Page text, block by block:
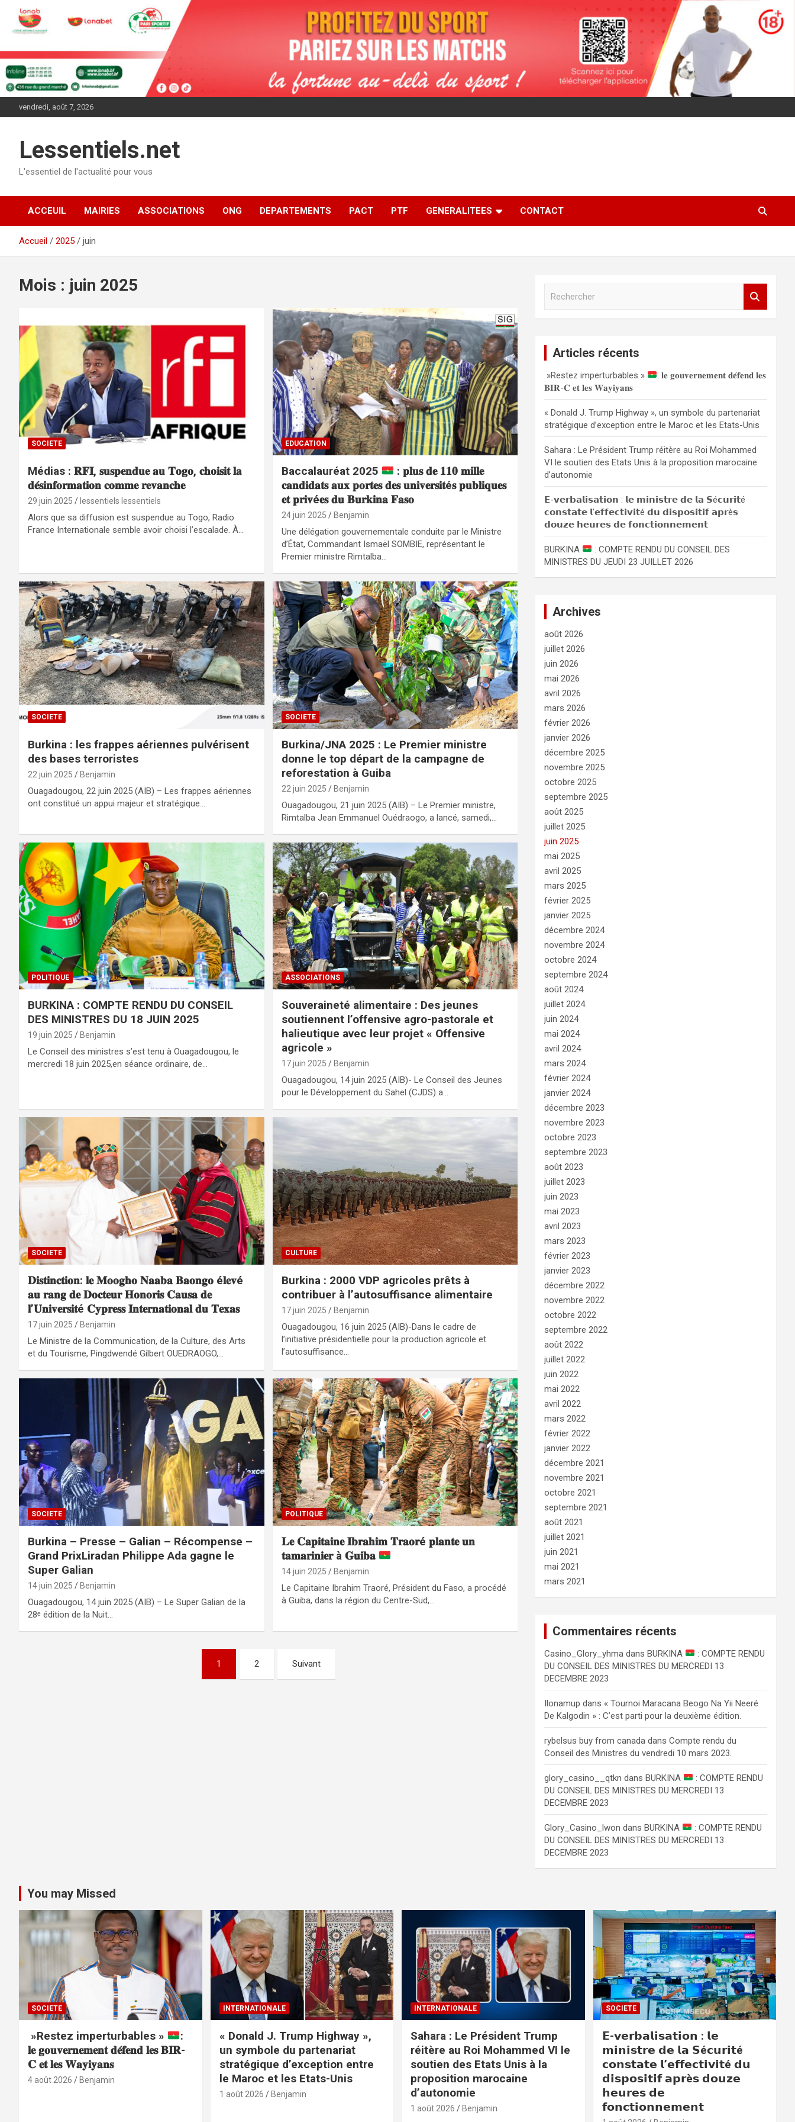
contenu
vendredi, août 7, 2026
Lessentiels.net
L'essentiel de l'actualité pour vous
ACCEUIL MAIRIES ASSOCIATIONS ONG DEPARTEMENTS PACT PTF GENERALITEES CONTACT
Accueil 2025 juin
Mois : juin 2025
SOCIETE
Médias : 𝐑𝐅𝐈, 𝐬𝐮𝐬𝐩𝐞𝐧𝐝𝐮𝐞 𝐚𝐮 𝐓𝐨𝐠𝐨, 𝐜𝐡𝐨𝐢𝐬𝐢𝐭 𝐥𝐚
𝐝𝐞́𝐬𝐢𝐧𝐟𝐨𝐫𝐦𝐚𝐭𝐢𝐨𝐧 𝐜𝐨𝐦𝐦𝐞 𝐫𝐞𝐯𝐚𝐧𝐜𝐡𝐞
29 juin 2025 lessentiels lessentiels
Alors que sa diffusion est suspendue au Togo, Radio
France Internationale semble avoir choisi l’escalade. À…
EDUCATION
Baccalauréat 2025
: 𝐩𝐥𝐮𝐬 𝐝𝐞 𝟏𝟏𝟎 𝐦𝐢𝐥𝐥𝐞
𝐜𝐚𝐧𝐝𝐢𝐝𝐚𝐭𝐬 𝐚𝐮𝐱 𝐩𝐨𝐫𝐭𝐞𝐬 𝐝𝐞𝐬 𝐮𝐧𝐢𝐯𝐞𝐫𝐬𝐢𝐭é𝐬 𝐩𝐮𝐛𝐥𝐢𝐪𝐮𝐞𝐬
𝐞𝐭 𝐩𝐫𝐢𝐯é𝐞𝐬 𝐝𝐮 𝐁𝐮𝐫𝐤𝐢𝐧𝐚 𝐅𝐚𝐬𝐨
24 juin 2025 Benjamin
Une délégation gouvernementale conduite par le Ministre
d’État, Commandant Ismaël SOMBIE, représentant le
Premier ministre Rimtalba…
SOCIETE
Burkina : les frappes aériennes pulvérisent
des bases terroristes
22 juin 2025 Benjamin
Ouagadougou, 22 juin 2025 (AIB) – Les frappes aériennes
ont constitué un appui majeur et stratégique…
SOCIETE
Burkina/JNA 2025 : Le Premier ministre
donne le top départ de la campagne de
reforestation à Guiba
22 juin 2025 Benjamin
Ouagadougou, 21 juin 2025 (AIB) – Le Premier ministre,
Rimtalba Jean Emmanuel Ouédraogo, a lancé, samedi,…
POLITIQUE
BURKINA : COMPTE RENDU DU CONSEIL
DES MINISTRES DU 18 JUIN 2025
19 juin 2025 Benjamin
Le Conseil des ministres s’est tenu à Ouagadougou, le
mercredi 18 juin 2025,en séance ordinaire, de…
ASSOCIATIONS
Souveraineté alimentaire : Des jeunes
soutiennent l’offensive agro-pastorale et
halieutique avec leur projet « Offensive
agricole »
17 juin 2025 Benjamin
Ouagadougou, 14 juin 2025 (AIB)- Le Conseil des Jeunes
pour le Développement du Sahel (CJDS) a…
SOCIETE
𝐃𝐢𝐬𝐭𝐢𝐧𝐜𝐭𝐢𝐨𝐧: 𝐥𝐞 𝐌𝐨𝐨𝐠𝐡𝐨 𝐍𝐚𝐚𝐛𝐚 𝐁𝐚𝐨𝐧𝐠𝐨 é𝐥𝐞𝐯é
𝐚𝐮 𝐫𝐚𝐧𝐠 𝐝𝐞 𝐃𝐨𝐜𝐭𝐞𝐮𝐫 𝐇𝐨𝐧𝐨𝐫𝐢𝐬 𝐂𝐚𝐮𝐬𝐚 𝐝𝐞
𝐥’𝐔𝐧𝐢𝐯𝐞𝐫𝐬𝐢𝐭é 𝐂𝐲𝐩𝐫𝐞𝐬𝐬 𝐈𝐧𝐭𝐞𝐫𝐧𝐚𝐭𝐢𝐨𝐧𝐚𝐥 𝐝𝐮 𝐓𝐞𝐱𝐚𝐬
17 juin 2025 Benjamin
Le Ministre de la Communication, de la Culture, des Arts
et du Tourisme, Pingdwendé Gilbert OUEDRAOGO,…
CULTURE
Burkina : 2000 VDP agricoles prêts à
contribuer à l’autosuffisance alimentaire
17 juin 2025 Benjamin
Ouagadougou, 16 juin 2025 (AIB)-Dans le cadre de
l’initiative présidentielle pour la production agricole et
l’autosuffisance…
SOCIETE
Burkina – Presse – Galian – Récompense –
Grand PrixLiradan Philippe Ada gagne le
Super Galian
14 juin 2025 Benjamin
Ouagadougou, 14 juin 2025 (AIB) – Le Super Galian de la
28ᵉ édition de la Nuit…
POLITIQUE
𝐋𝐞 𝐂𝐚𝐩𝐢𝐭𝐚𝐢𝐧𝐞 𝐈𝐛𝐫𝐚𝐡𝐢𝐦 𝐓𝐫𝐚𝐨𝐫é 𝐩𝐥𝐚𝐧𝐭𝐞 𝐮𝐧
𝐭𝐚𝐦𝐚𝐫𝐢𝐧𝐢𝐞𝐫 à 𝐆𝐮𝐢𝐛𝐚
14 juin 2025 Benjamin
Le Capitaine Ibrahim Traoré, Président du Faso, a procédé
à Guiba, dans la région du Centre-Sud,…
1 2 Suivant
c
h
e
r
Articles récents
»Restez imperturbables »
: 𝐥𝐞 𝐠𝐨𝐮𝐯𝐞𝐫𝐧𝐞𝐦𝐞𝐧𝐭 𝐝𝐞́𝐟𝐞𝐧𝐝 𝐥𝐞𝐬
𝐁𝐈𝐑-𝐂 𝐞𝐭 𝐥𝐞𝐬 𝐖𝐚𝐲𝐢𝐲𝐚𝐧𝐬
« Donald J. Trump Highway », un symbole du partenariat
stratégique d’exception entre le Maroc et les Etats-Unis
Sahara : Le Président Trump réitère au Roi Mohammed
VI le soutien des Etats Unis à la proposition marocaine
d’autonomie
𝗘-𝘃𝗲𝗿𝗯𝗮𝗹𝗶𝘀𝗮𝘁𝗶𝗼𝗻 : 𝗹𝗲 𝗺𝗶𝗻𝗶𝘀𝘁𝗿𝗲 𝗱𝗲 𝗹𝗮 𝗦é𝗰𝘂𝗿𝗶𝘁é
𝗰𝗼𝗻𝘀𝘁𝗮𝘁𝗲 𝗹’𝗲𝗳𝗳𝗲𝗰𝘁𝗶𝘃𝗶𝘁é 𝗱𝘂 𝗱𝗶𝘀𝗽𝗼𝘀𝗶𝘁𝗶𝗳 𝗮𝗽𝗿è𝘀
𝗱𝗼𝘂𝘇𝗲 𝗵𝗲𝘂𝗿𝗲𝘀 𝗱𝗲 𝗳𝗼𝗻𝗰𝘁𝗶𝗼𝗻𝗻𝗲𝗺𝗲𝗻𝘁
BURKINA
: COMPTE RENDU DU CONSEIL DES
MINISTRES DU JEUDI 23 JUILLET 2026
Archives
août 2026
juillet 2026
juin 2026
mai 2026
avril 2026
mars 2026
février 2026
janvier 2026
décembre 2025
novembre 2025
octobre 2025
septembre 2025
août 2025
juillet 2025
juin 2025
mai 2025
avril 2025
mars 2025
février 2025
janvier 2025
décembre 2024
novembre 2024
octobre 2024
septembre 2024
août 2024
juillet 2024
juin 2024
mai 2024
avril 2024
mars 2024
février 2024
janvier 2024
décembre 2023
novembre 2023
octobre 2023
septembre 2023
août 2023
juillet 2023
juin 2023
mai 2023
avril 2023
mars 2023
février 2023
janvier 2023
décembre 2022
novembre 2022
octobre 2022
septembre 2022
août 2022
juillet 2022
juin 2022
mai 2022
avril 2022
mars 2022
février 2022
janvier 2022
décembre 2021
novembre 2021
octobre 2021
septembre 2021
août 2021
juillet 2021
juin 2021
mai 2021
mars 2021
Commentaires récents
Сasino_Glory_yhma dansBURKINA
: COMPTE RENDU
DU CONSEIL DES MINISTRES DU MERCREDI 13
DECEMBRE 2023
Ilonamup dans « Tournoi Maracana Beogo Na Yii Neeré
De Kalgodin » : C’est parti pour la deuxième édition.
rybelsus buy from canada dansCompte rendu du
Conseil des Ministres du vendredi 10 mars 2023.
glory_casino__qtkn dansBURKINA
: COMPTE RENDU
DU CONSEIL DES MINISTRES DU MERCREDI 13
DECEMBRE 2023
Glory_Casino_lwon dansBURKINA
: COMPTE RENDU
DU CONSEIL DES MINISTRES DU MERCREDI 13
DECEMBRE 2023
You may Missed
SOCIETE
»Restez imperturbables »
:
𝐥𝐞 𝐠𝐨𝐮𝐯𝐞𝐫𝐧𝐞𝐦𝐞𝐧𝐭 𝐝𝐞́𝐟𝐞𝐧𝐝 𝐥𝐞𝐬 𝐁𝐈𝐑-
𝐂 𝐞𝐭 𝐥𝐞𝐬 𝐖𝐚𝐲𝐢𝐲𝐚𝐧𝐬
4 août 2026 Benjamin
INTERNATIONALE
« Donald J. Trump Highway »,
un symbole du partenariat
stratégique d’exception entre
le Maroc et les Etats-Unis
1 août 2026 Benjamin
INTERNATIONALE
Sahara : Le Président Trump
réitère au Roi Mohammed VI le
soutien des Etats Unis à la
proposition marocaine
d’autonomie
1 août 2026 Benjamin
SOCIETE
𝗘-𝘃𝗲𝗿𝗯𝗮𝗹𝗶𝘀𝗮𝘁𝗶𝗼𝗻 : 𝗹𝗲
𝗺𝗶𝗻𝗶𝘀𝘁𝗿𝗲 𝗱𝗲 𝗹𝗮 𝗦é𝗰𝘂𝗿𝗶𝘁é
𝗰𝗼𝗻𝘀𝘁𝗮𝘁𝗲 𝗹’𝗲𝗳𝗳𝗲𝗰𝘁𝗶𝘃𝗶𝘁é 𝗱𝘂
𝗱𝗶𝘀𝗽𝗼𝘀𝗶𝘁𝗶𝗳 𝗮𝗽𝗿è𝘀 𝗱𝗼𝘂𝘇𝗲
𝗵𝗲𝘂𝗿𝗲𝘀 𝗱𝗲
𝗳𝗼𝗻𝗰𝘁𝗶𝗼𝗻𝗻𝗲𝗺𝗲𝗻𝘁